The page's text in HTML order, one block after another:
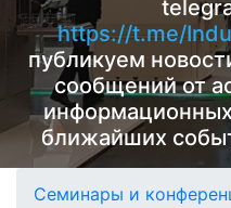
https://t.me/
публикуем
сообщений от
ближайших
Семинары и